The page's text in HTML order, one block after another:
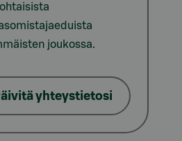
joukossa.
yhteystietosi